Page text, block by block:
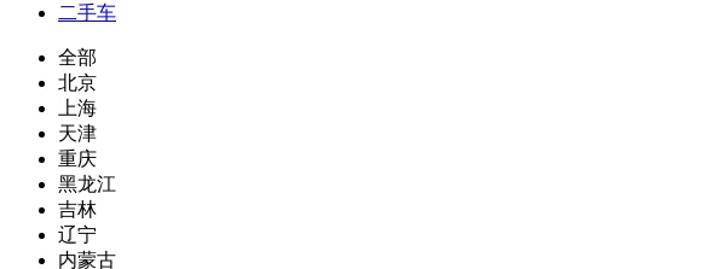
二手车
全部
北京
上海
天津
重庆
黑龙江
吉林
辽宁
内蒙古